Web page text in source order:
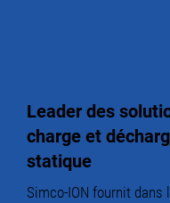
Leader des
charge et
statique
Simco-ION fournit dans